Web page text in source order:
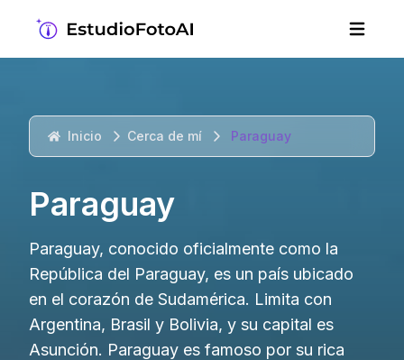
Inicio Cerca de mí Paraguay
Paraguay
Paraguay, conocido oficialmente como la
República del Paraguay, es un país ubicado
en el corazón de Sudamérica. Limita con
Argentina, Brasil y Bolivia, y su capital es
Asunción. Paraguay es famoso por su rica